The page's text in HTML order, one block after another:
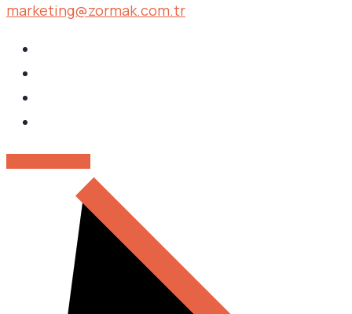
marketing@zormak.com.tr